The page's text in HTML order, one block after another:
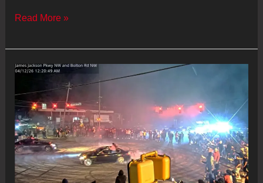
Al
cinco
personas
en
un
tiroteo
en
Stade,
Read More »